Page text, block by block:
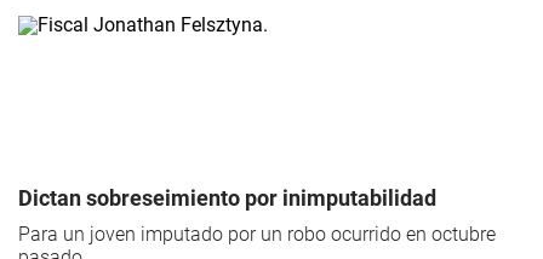
Dictan sobreseimiento por inimputabilidad
Para un joven imputado por un robo ocurrido en octubre